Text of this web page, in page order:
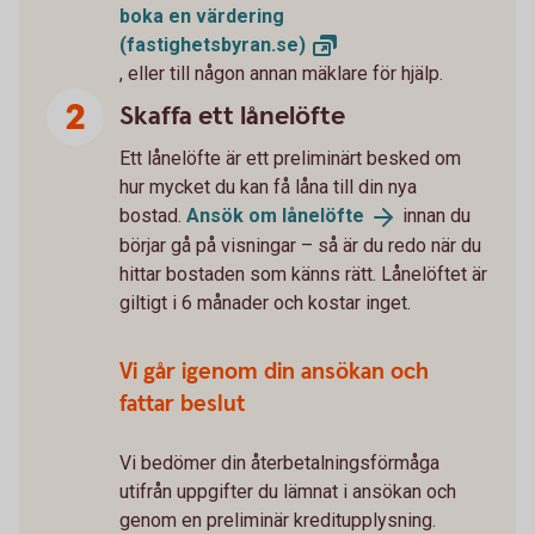
boka en värdering
(fastighetsbyran.se)
, eller till någon annan mäklare för hjälp.
Skaffa ett lånelöfte
Ett lånelöfte är ett preliminärt besked om
hur mycket du kan få låna till din nya
bostad. Ansök om lånelöfte
innan du
börjar gå på visningar – så är du redo när du
hittar bostaden som känns rätt. Lånelöftet är
giltigt i 6 månader och kostar inget.
Vi går igenom din ansökan och
fattar beslut
Vi bedömer din återbetalningsförmåga
utifrån uppgifter du lämnat i ansökan och
genom en preliminär kreditupplysning.